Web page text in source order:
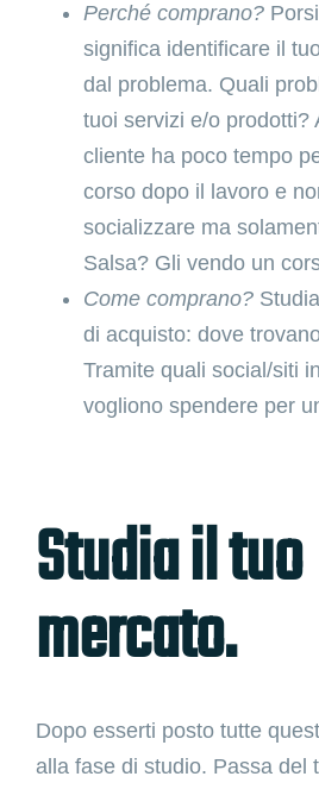
Perché comprano?
significa identificare il
dal problema. Quali
tuoi servizi e/o prodotti?
cliente ha poco tempo
corso dopo il lavoro e
socializzare ma
Salsa? Gli vendo un
Come comprano?
di acquisto: dove
Tramite quali social/siti
vogliono spendere per
Studia il tuo
mercato.
Dopo esserti posto tutte
alla fase di studio. Passa del